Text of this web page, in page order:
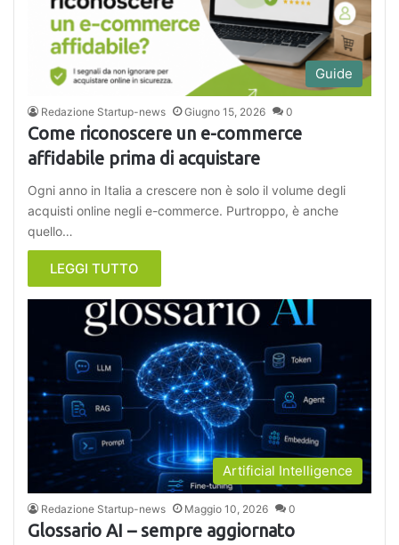
Guide
Redazione Startup-news Giugno 15, 2026 0
Come riconoscere un e-commerce
affidabile prima di acquistare
Ogni anno in Italia a crescere non è solo il volume degli
acquisti online negli e-commerce. Purtroppo, è anche
quello…
LEGGI TUTTO
Artificial Intelligence
Redazione Startup-news Maggio 10, 2026 0
Glossario AI – sempre aggiornato